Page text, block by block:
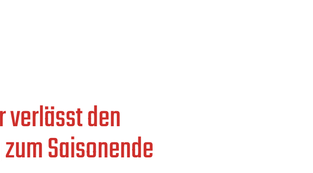
verlässt den
Saisonende